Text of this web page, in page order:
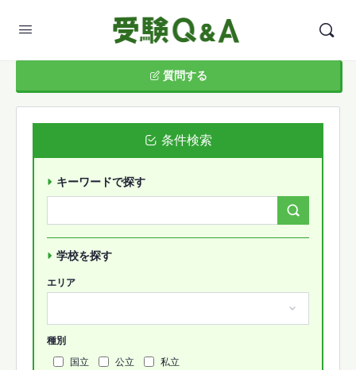
質問する
条件検索
キーワードで探す
学校を探す
エリア
種別
国立
公立 私立